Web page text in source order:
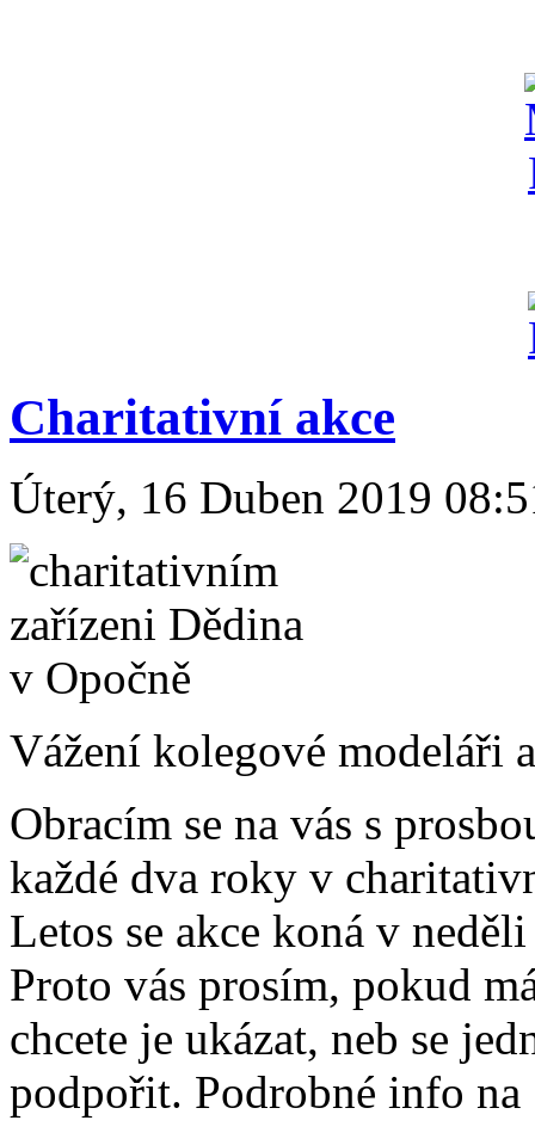
Charitativní akce
Úterý, 16 Duben 2019
Vážení kolegové modeláři
Obracím se na vás s
každé dva roky v
Letos se akce koná v
Proto vás prosím, pokud
chcete je ukázat, neb se
podpořit. Podrobné info na